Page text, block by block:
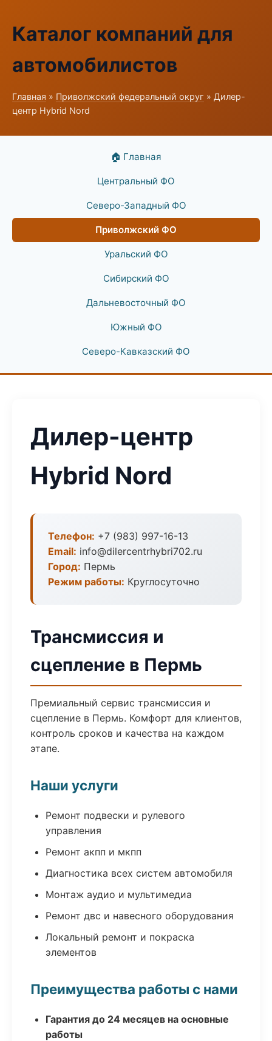
Каталог компаний для
автомобилистов
Главная » Приволжский федеральный округ » Дилер-
центр Hybrid Nord
🏠 Главная
Центральный ФО
Северо-Западный ФО
Приволжский ФО
Уральский ФО
Сибирский ФО
Дальневосточный ФО
Южный ФО
Северо-Кавказский ФО
Дилер-центр
Hybrid Nord
Телефон: +7 (983) 997-16-13
Email: info@dilercentrhybri702.ru
Город: Пермь
Режим работы: Круглосуточно
Трансмиссия и
сцепление в Пермь
Премиальный сервис трансмиссия и
сцепление в Пермь. Комфорт для клиентов,
контроль сроков и качества на каждом
этапе.
Наши услуги
Ремонт подвески и рулевого
управления
Ремонт акпп и мкпп
Диагностика всех систем автомобиля
Монтаж аудио и мультимедиа
Ремонт двс и навесного оборудования
Локальный ремонт и покраска
элементов
Преимущества работы с нами
Гарантия до 24 месяцев на основные
работы